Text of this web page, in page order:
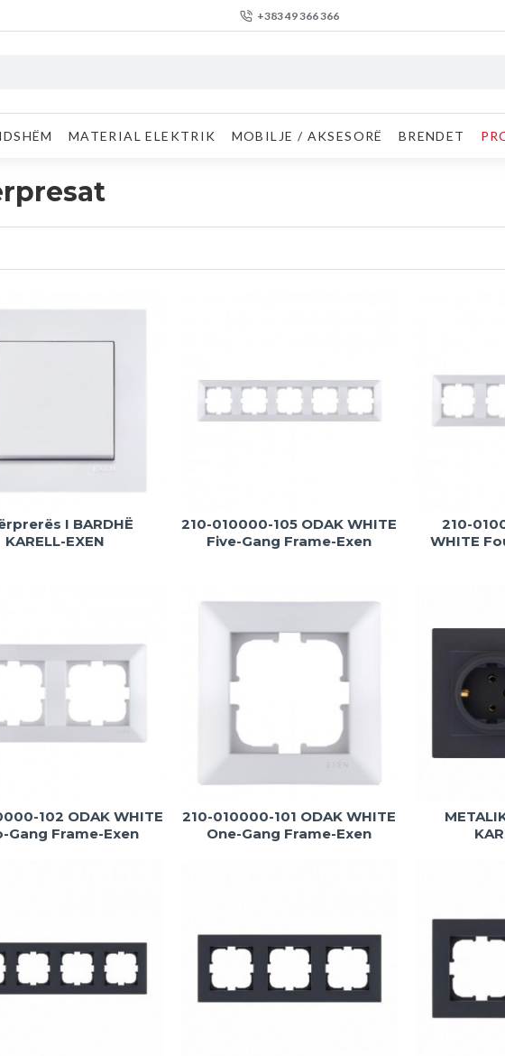
+383 49 366 366
MATERIAL ELEKTRIK MOBILJE / AKSESORË BRENDET
I BARDHË
KARELL-EXEN
210-010000-105 ODAK WHITE
Five-Gang Frame-Exen
210-
WHITE
102 ODAK WHITE
Gang Frame-Exen
210-010000-101 ODAK WHITE
One-Gang Frame-Exen